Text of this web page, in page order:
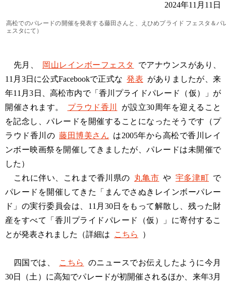
2024年11月11日
高松でのパレードの開催を発表する藤田さんと、えひめプライド フェスタ＆
ェスタにて）
先月、 岡山レインボーフェスタ
でアナウンスがあり、
11月3日に公式Facebookで正式な 発表 がありましたが、来
年11月3日、高松市内で「香川プライドパレード（仮）」が
開催されます。
プラウド香川
が設立30周年を迎えること
を記念し、パレードを開催することになったそうです（プ
ラウド香川の 藤田博美さん は2005年から高松で香川レイ
ンボー映画祭を開催してきましたが、パレードは未開催で
した）
これに伴い、これまで香川県の 丸亀市 や 宇多津町 で
パレードを開催してきた「まんでさぬきレインボーパレー
ド」の実行委員会は、11月30日をもって解散し、残った財
産をすべて「香川プライドパレード（仮）」に寄付するこ
とが発表されました（詳細は
こちら ）
四国では、 こちら
のニュースでお伝えしたように今月
30日（土）に高知でパレードが初開催されるほか、来年3月